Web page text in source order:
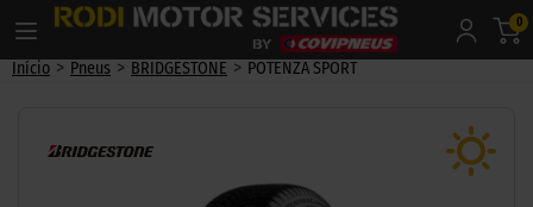
0
Início > Pneus > BRIDGESTONE > POTENZA SPORT